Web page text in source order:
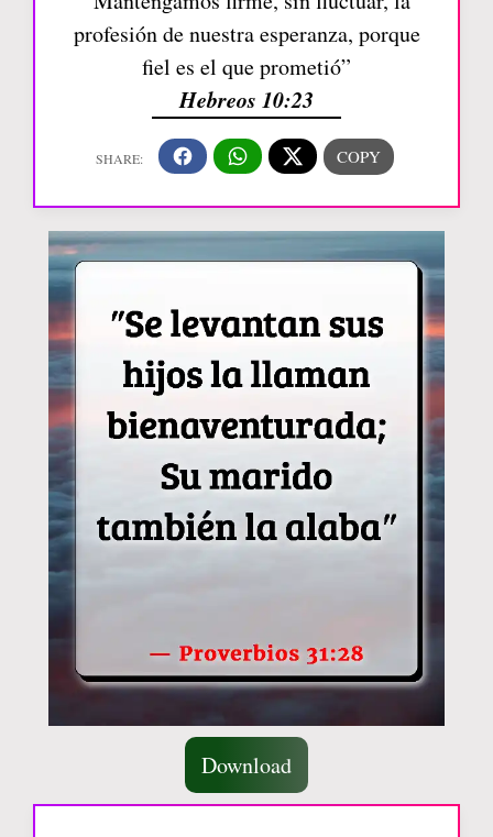
profesión de nuestra esperanza, porque
fiel es el que prometió”
Hebreos 10:23
Download